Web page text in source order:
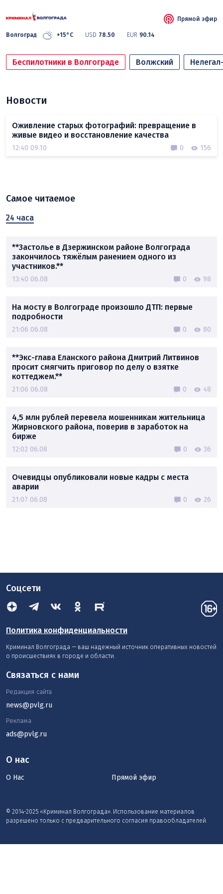
Волгоград +15°C USD 78.50 EUR 90.14
Прямой эфир
Беспилотники в Волгограде Волжский
Новости
Оживление старых фотографий: превращение в
живые видео и восстановление качества
12:40 09.10 0 156
Самое читаемое
24 часа
**Застолье в Дзержинском районе Волгограда
закончилось тяжёлым ранением одного из
участников.**
13:40 06.08 0 98
На мосту в Волгограде произошло ДТП: первые
подробности
21:06 06.08 0 80
**Экс-глава Еланского района Дмитрий Литвинов
просит смягчить приговор по делу о взятке
коттеджем.**
21:06 06.08 0 48
4,5 млн рублей перевела мошенникам жительница
Жирновского района, поверив в заработок на
бирже
12:02 06.08 0 36
Очевидцы опубликовали новые кадры с места
аварии
21:07 06.08 0 26
Соцсети
Политика конфиденциальности
Криминал Волгограда — ваш надежный источник оперативных новостей
о происшествиях в городе и области.
О нас
О Нас Прямой эфир
© 2014-2025 «Криминал Волгограда». Использование материалов
разрешено только с предварительного согласия правообладателей.
Связаться с нами
Редакция сайта
news@pvlg.ru
Реклама
ads@pvlg.ru